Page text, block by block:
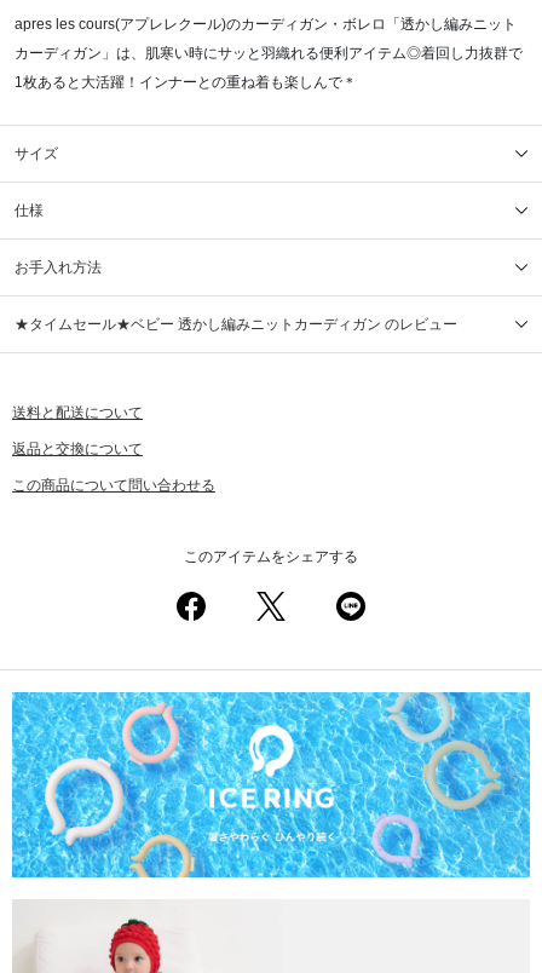
apres les cours(アプレレクール)のカーディガン・ボレロ「透かし編みニット
カーディガン」は、肌寒い時にサッと羽織れる便利アイテム◎着回し力抜群で
1枚あると大活躍！インナーとの重ね着も楽しんで＊
サイズ
仕様
お手入れ方法
★タイムセール★ベビー 透かし編みニットカーディガン のレビュー
送料と配送について
返品と交換について
この商品について問い合わせる
このアイテムをシェアする